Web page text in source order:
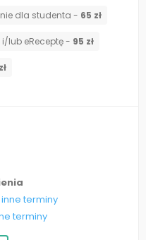
dla studenta - 65 zł
i/lub eReceptę - 95 zł
terminy
terminy